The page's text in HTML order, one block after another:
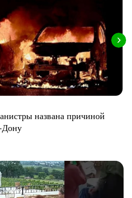
названа причиной
Дону